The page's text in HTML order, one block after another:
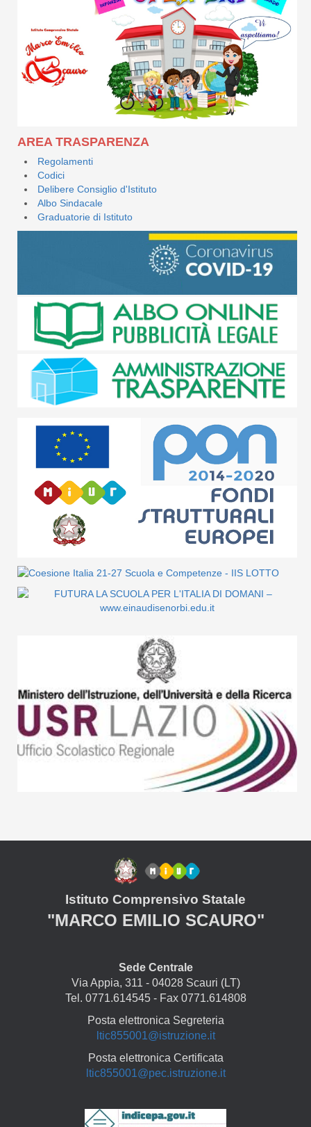
AREA TRASPARENZA
Regolamenti
Codici
Delibere Consiglio d'Istituto
Albo Sindacale
Graduatorie di Istituto
Istituto Comprensivo Statale
"MARCO EMILIO SCAURO"
Sede Centrale
Via Appia, 311 - 04028 Scauri (LT)
Tel. 0771.614545 - Fax 0771.614808
Posta elettronica Segreteria
ltic855001@istruzione.it
Posta elettronica Certificata
ltic855001@pec.istruzione.it